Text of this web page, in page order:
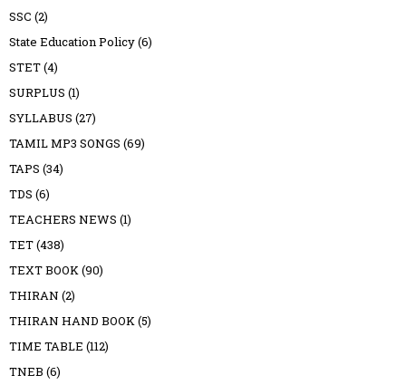
SSC (2)
State Education Policy(6)
STET(4)
SURPLUS (1)
SYLLABUS (27)
TAMIL MP3 SONGS (69)
TAPS (34)
TDS (6)
TEACHERS NEWS (1)
TET(438)
TEXT BOOK(90)
THIRAN (2)
THIRAN HAND BOOK(5)
TIME TABLE (112)
TNEB (6)